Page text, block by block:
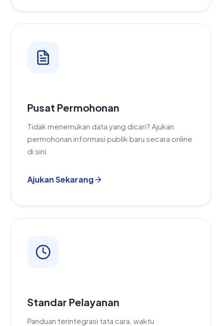
Pusat Permohonan
Tidak menemukan data yang dicari? Ajukan
permohonan informasi publik baru secara online
di sini.
Ajukan Sekarang
Standar Pelayanan
Panduan terintegrasi tata cara, waktu